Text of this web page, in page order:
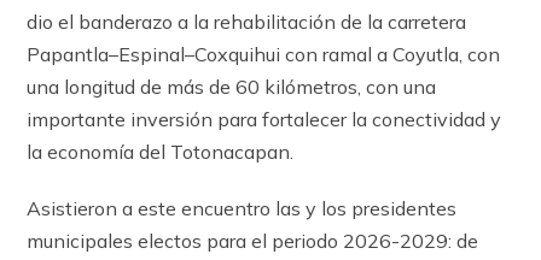
dio el banderazo a la rehabilitación de la carretera
Papantla–Espinal–Coxquihui con ramal a Coyutla, con
una longitud de más de 60 kilómetros, con una
importante inversión para fortalecer la conectividad y
la economía del Totonacapan.
Asistieron a este encuentro las y los presidentes
municipales electos para el periodo 2026-2029: de